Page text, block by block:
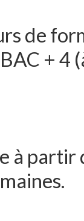
de
+ 4
à partir